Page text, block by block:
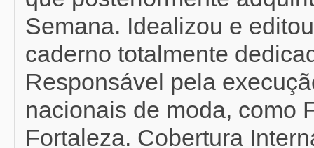
Semana. Idealizou e
caderno totalmente
Responsável pela
nacionais de moda, como
Fortaleza. Cobertura